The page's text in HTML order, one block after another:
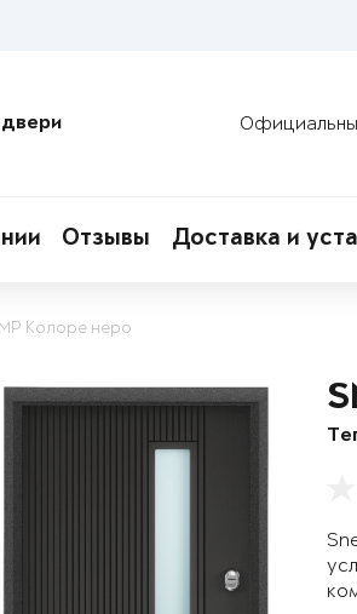
Отзывы Доставка и
Колоре неро